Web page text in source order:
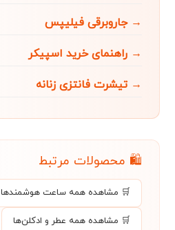
→ جاروبرقی فیلیپس
→ راهنمای خرید اسپیکر
→ تیشرت فانتزی زنانه
🛍️ محصولات مرتبط
🛒 مشاهده همه ساعت هوشمند‌ها
🛒 مشاهده همه عطر و ادکلن‌ها